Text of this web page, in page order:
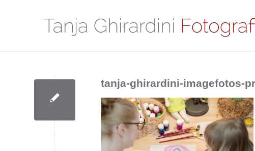
tanja-ghirardini-imagefotos-